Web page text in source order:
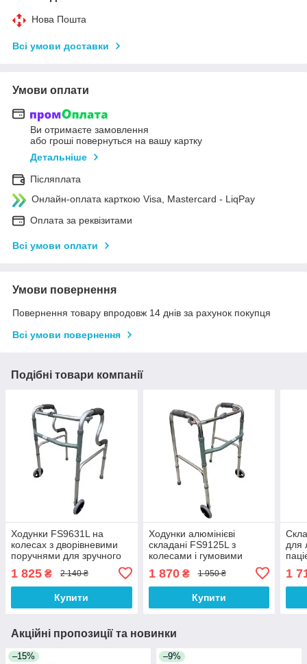
Нова Пошта
Всі умови доставки
Умови оплати
Ви отримаєте замовлення
або гроші повернуться на вашу картку
Детальніше
Післяплата
Онлайн-оплата карткою Visa, Mastercard - LiqPay
Оплата за реквізитами
Всі умови оплати
Умови повернення
Повернення товару впродовж 14 днів за рахунок покупця
Всі умови повернення
Подібні товари компанії
Ходунки FS9631L на
колесах з дворівневими
поручнями для зручного
вставання та пересування
1 825 ₴ 2 140 ₴
Купити
Ходунки алюмінієві
складані FS9125L з
колесами і гумовими
1 870₴ 1 950 ₴
Купити
для
1
Акційні пропозиції та новинки
–15% –9%